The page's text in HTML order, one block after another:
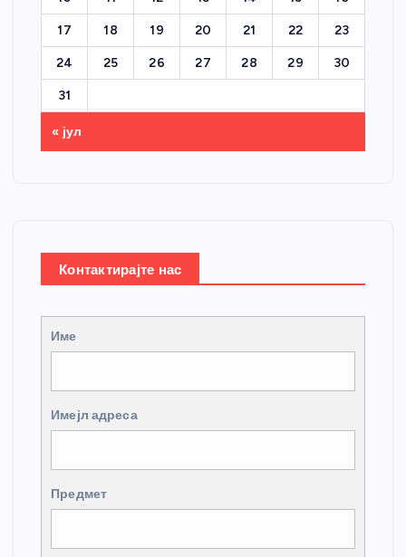
17 18 19 20 21 22 23
24 25 26 27 28 29 30
31
« јул
Контактирајте нас
Име
Имејл адреса
Предмет